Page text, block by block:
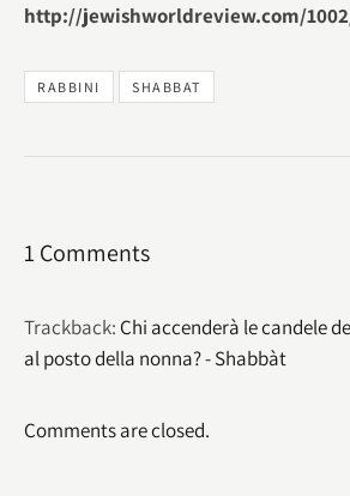
http://jewishworldreview.com/
RABBINI SHABBAT
1 Comments
Trackback: Chi accenderà le candele
al posto della nonna? - Shabbàt
Comments are closed.